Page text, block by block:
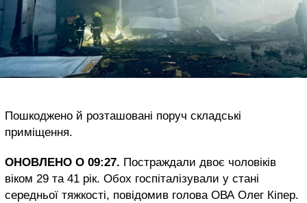
Пошкоджено й розташовані поруч складські
приміщення.
ОНОВЛЕНО О 09:27. Постраждали двоє чоловіків
віком 29 та 41 рік. Обох госпіталізували у стані
середньої тяжкості, повідомив голова ОВА Олег Кіпер.